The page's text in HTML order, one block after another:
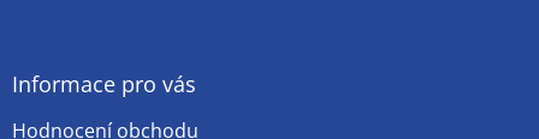
Informace pro vás
Hodnocení obchodu